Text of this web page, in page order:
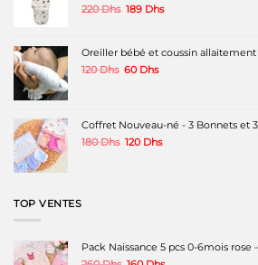
sur
du
produit
220Dhs Le
était :
220 Dhs.
189 DhsLe
189 Dhs.
Oreiller bébé et coussin allaitement
120Dhs Le
120 Dhs.
60 DhsLe
60 Dhs.
Coffret Nouveau-né - 3 Bonnets et
180Dhs Le
120 DhsLe
TOP VENTES
Pack Naissance 5 pcs 0-6mois rose